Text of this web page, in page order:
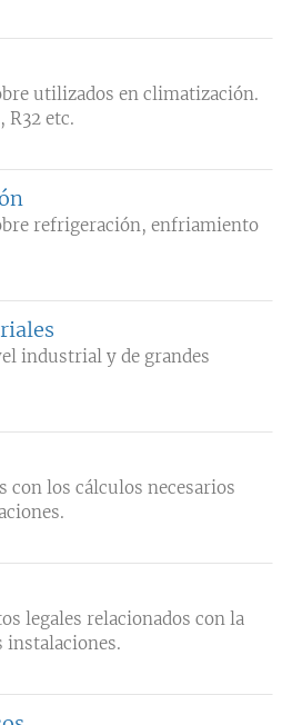
utilizados en climatización.
R32 etc.
refrigeración, enfriamiento
industrial y de grandes
con los cálculos necesarios
legales relacionados con la
instalaciones.